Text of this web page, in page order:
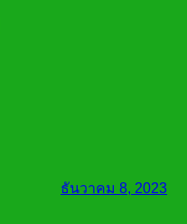
ธันวาคม 8, 2023